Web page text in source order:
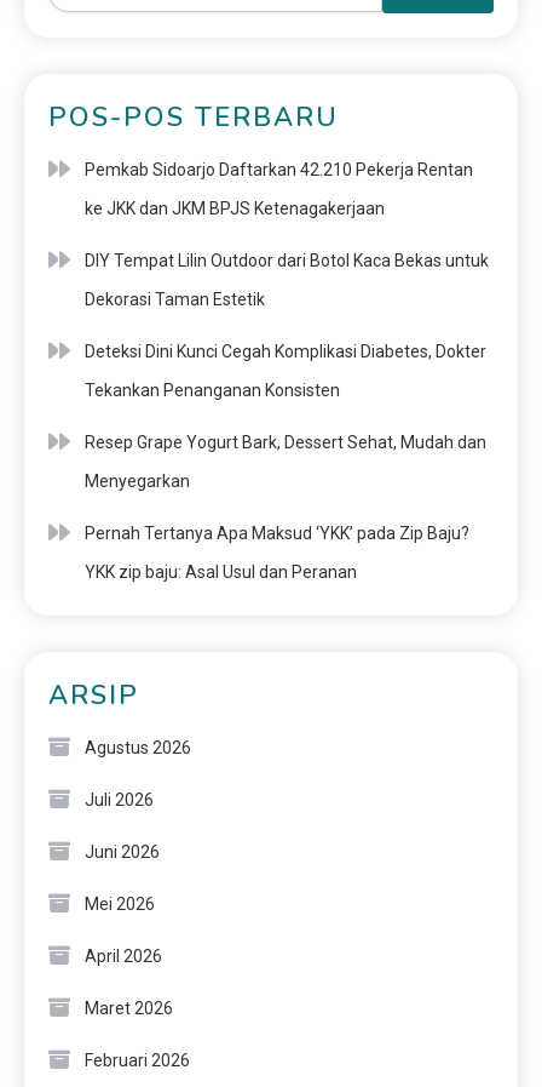
POS-POS TERBARU
Pemkab Sidoarjo Daftarkan 42.210 Pekerja Rentan
ke JKK dan JKM BPJS Ketenagakerjaan
DIY Tempat Lilin Outdoor dari Botol Kaca Bekas untuk
Dekorasi Taman Estetik
Deteksi Dini Kunci Cegah Komplikasi Diabetes, Dokter
Tekankan Penanganan Konsisten
Resep Grape Yogurt Bark, Dessert Sehat, Mudah dan
Menyegarkan
Pernah Tertanya Apa Maksud ‘YKK’ pada Zip Baju?
YKK zip baju: Asal Usul dan Peranan
ARSIP
Agustus 2026
Juli 2026
Juni 2026
Mei 2026
April 2026
Maret 2026
Februari 2026